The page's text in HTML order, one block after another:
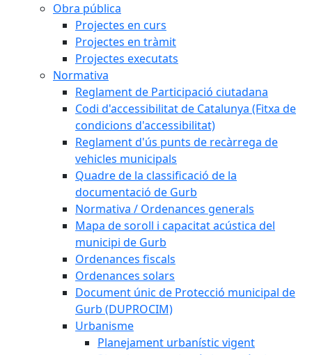
Obra pública
Projectes en curs
Projectes en tràmit
Projectes executats
Normativa
Reglament de Participació ciutadana
Codi d'accessibilitat de Catalunya (Fitxa de
condicions d'accessibilitat)
Reglament d'ús punts de recàrrega de
vehicles municipals
Quadre de la classificació de la
documentació de Gurb
Normativa / Ordenances generals
Mapa de soroll i capacitat acústica del
municipi de Gurb
Ordenances fiscals
Ordenances solars
Document únic de Protecció municipal de
Gurb (DUPROCIM)
Urbanisme
Planejament urbanístic vigent